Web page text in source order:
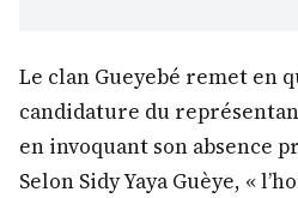
Le clan Gueyebé remet en
candidature du
en invoquant son absence
Selon Sidy Yaya Guèye, «